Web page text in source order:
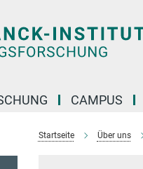
CAMPUS
Startseite Über uns